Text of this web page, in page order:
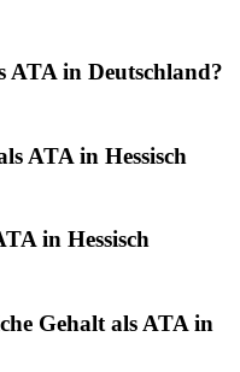
ATA in Deutschland?
ATA in Hessisch
in Hessisch
Gehalt als ATA in